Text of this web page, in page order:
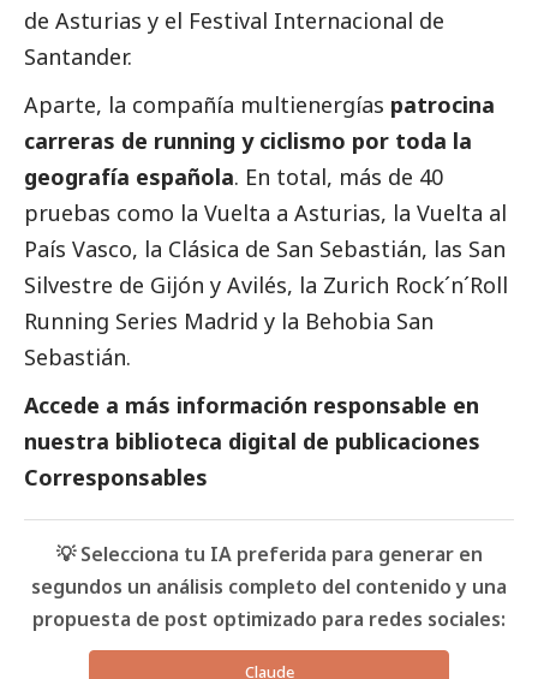
de Asturias y el Festival Internacional de
Santander.
Aparte, la compañía multienergías patrocina
carreras de running y ciclismo por toda la
geografía española. En total, más de 40
pruebas como la Vuelta a Asturias, la Vuelta al
País Vasco, la Clásica de San Sebastián, las San
Silvestre de Gijón y Avilés, la Zurich Rock´n´Roll
Running Series Madrid y la Behobia San
Sebastián.
Accede a más información responsable en
nuestra biblioteca digital de publicaciones
Corresponsables
💡 Selecciona tu IA preferida para generar en
segundos un análisis completo del contenido y una
propuesta de post optimizado para redes sociales:
Claude